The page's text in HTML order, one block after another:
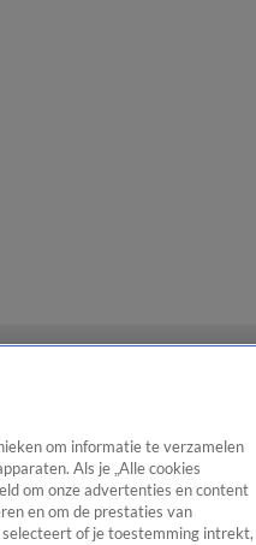
om informatie te verzamelen
Als je „Alle cookies
om onze advertenties en content
en om de prestaties van
selecteert of je toestemming intrekt,